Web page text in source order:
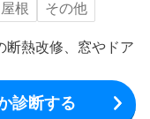
屋根
その他
断熱改修、窓やドア
診断する